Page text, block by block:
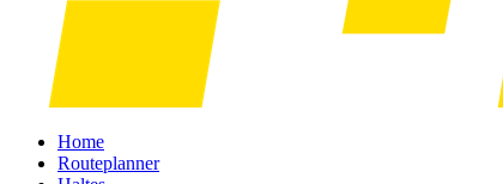
Home
Routeplanner